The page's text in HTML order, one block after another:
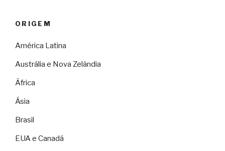
ORIGEM
América Latina
Austrália e Nova Zelândia
África
Ásia
Brasil
EUA e Canadá